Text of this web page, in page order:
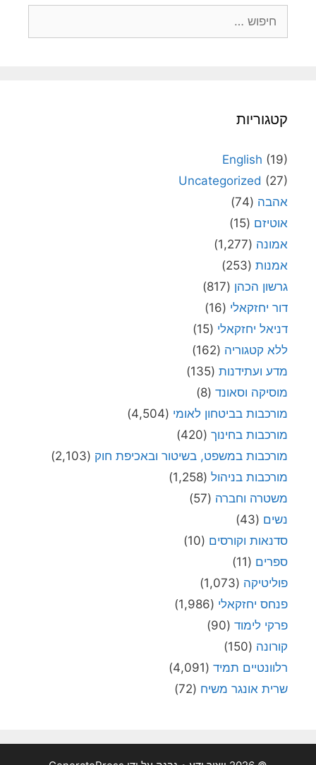
קטגוריות
English (19)
Uncategorized (27)
אהבה (74)
אוטיזם (15)
אמונה (1,277)
אמנות (253)
גרשון הכהן (817)
דור יחזקאלי (16)
דניאל יחזקאלי (15)
ללא קטגוריה (162)
מדע ועתידנות (135)
מוסיקה וסאונד (8)
מורכבות בביטחון לאומי (4,504)
מורכבות בחינוך (420)
מורכבות במשפט, בשיטור ובאכיפת חוק (2,103)
מורכבות בניהול (1,258)
משטרה וחברה (57)
נשים (43)
סדנאות וקורסים (10)
ספרים (11)
פוליטיקה (1,073)
פנחס יחזקאלי (1,986)
פרקי לימוד (90)
קורונה (150)
רלוונטיים תמיד (4,091)
שרית אונגר משיח (72)